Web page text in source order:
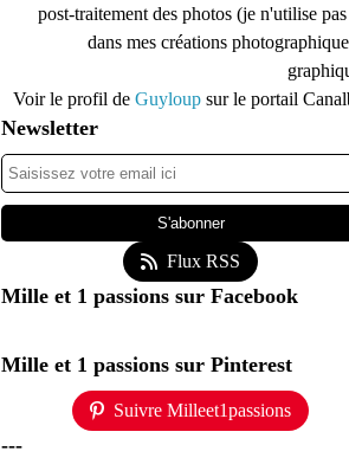
post-traitement des photos (je n'utilise
dans mes créations
Voir le profil de Guyloup sur le portail
Newsletter
Flux RSS
Mille et 1 passions sur Facebook
Mille et 1 passions sur Pinterest
Suivre Milleet1passions
---